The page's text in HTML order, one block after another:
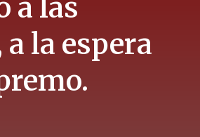
a las
la espera